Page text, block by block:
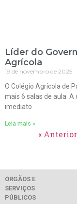
Líder do
Agrícola
19 de novembro de 2025
O Colégio Agrícola de
mais 6 salas de aula.
imediato
Leia mais »
« Anterior
ÓRGÃOS E
SERVIÇOS
PÚBLICOS